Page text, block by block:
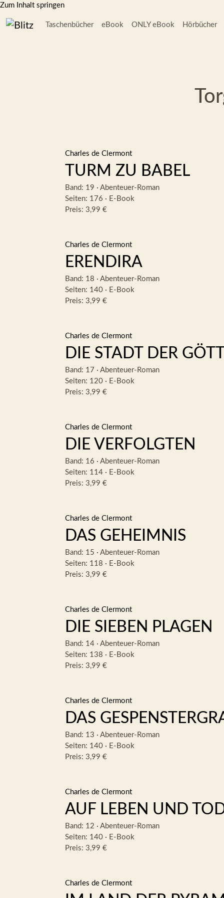
Zum Inhalt springen
Taschenbücher eBook ONLY eBook Hörbücher
Charles de Clermont
TURM ZU BABEL
Band: 19 · Abenteuer-Roman
Seiten: 176 · E-Book
Preis: 3,99 €
Charles de Clermont
ERENDIRA
Band: 18 · Abenteuer-Roman
Seiten: 140 · E-Book
Preis: 3,99 €
Charles de Clermont
DIE STADT DER
Band: 17 · Abenteuer-Roman
Seiten: 120 · E-Book
Preis: 3,99 €
Charles de Clermont
DIE VERFOLGTEN
Band: 16 · Abenteuer-Roman
Seiten: 114 · E-Book
Preis: 3,99 €
Charles de Clermont
DAS GEHEIMNIS
Band: 15 · Abenteuer-Roman
Seiten: 118 · E-Book
Preis: 3,99 €
Charles de Clermont
DIE SIEBEN PLAGEN
Band: 14 · Abenteuer-Roman
Seiten: 138 · E-Book
Preis: 3,99 €
Charles de Clermont
DAS
Band: 13 · Abenteuer-Roman
Seiten: 140 · E-Book
Preis: 3,99 €
Charles de Clermont
AUF LEBEN UND
Band: 12 · Abenteuer-Roman
Seiten: 140 · E-Book
Preis: 3,99 €
Charles de Clermont